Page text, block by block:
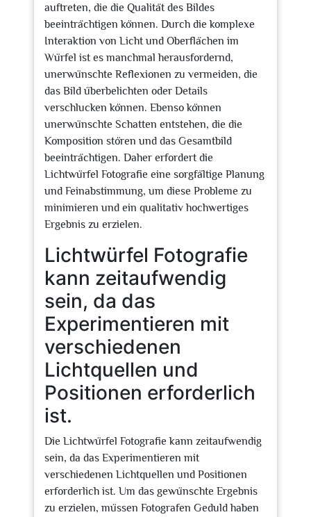
auftreten, die die Qualität des Bildes
beeinträchtigen können. Durch die komplexe
Interaktion von Licht und Oberflächen im
Würfel ist es manchmal herausfordernd,
unerwünschte Reflexionen zu vermeiden, die
das Bild überbelichten oder Details
verschlucken können. Ebenso können
unerwünschte Schatten entstehen, die die
Komposition stören und das Gesamtbild
beeinträchtigen. Daher erfordert die
Lichtwürfel Fotografie eine sorgfältige Planung
und Feinabstimmung, um diese Probleme zu
minimieren und ein qualitativ hochwertiges
Ergebnis zu erzielen.
Lichtwürfel Fotografie
kann zeitaufwendig
sein, da das
Experimentieren mit
verschiedenen
Lichtquellen und
Positionen erforderlich
ist.
Die Lichtwürfel Fotografie kann zeitaufwendig
sein, da das Experimentieren mit
verschiedenen Lichtquellen und Positionen
erforderlich ist. Um das gewünschte Ergebnis
zu erzielen, müssen Fotografen Geduld haben